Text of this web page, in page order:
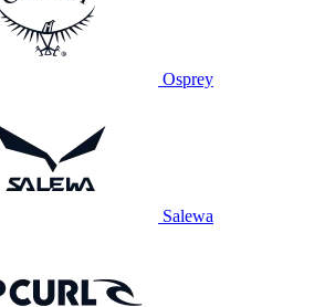
Osprey
Salewa